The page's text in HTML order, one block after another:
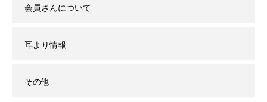
会員さんについて
耳より情報
その他